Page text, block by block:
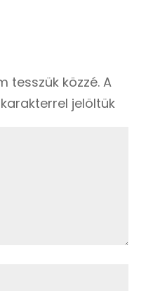
tesszük közzé. A
karakterrel jelöltük